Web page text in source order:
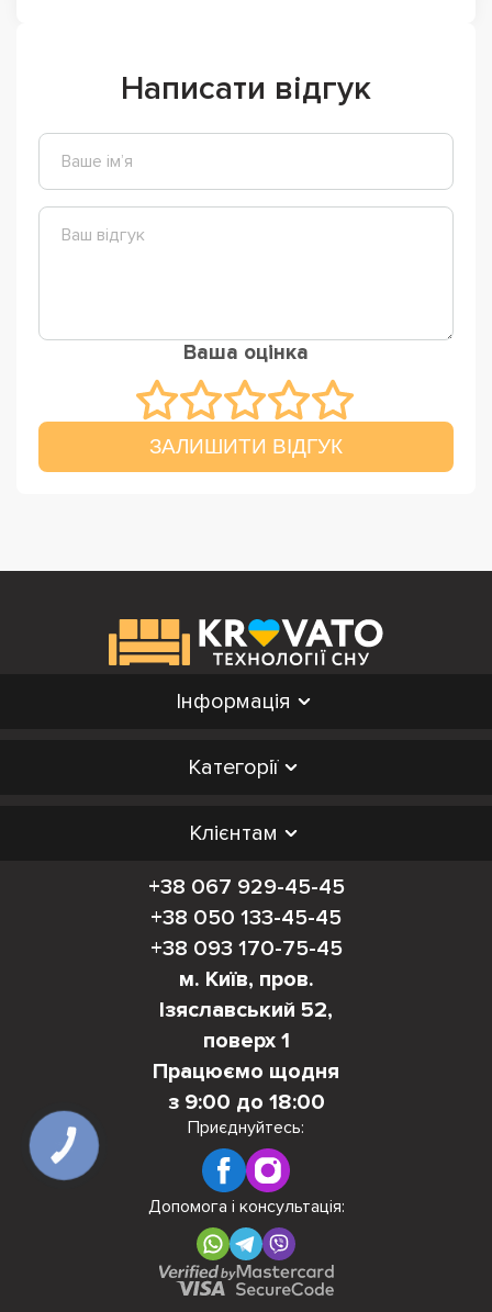
Написати відгук
Ваша оцінка
ЗАЛИШИТИ ВІДГУК
Інформація
Категорії
Клієнтам
+38 067 929-45-45
+38 050 133-45-45
+38 093 170-75-45
м. Київ, пров.
Ізяславський 52,
поверх 1
Працюємо щодня
з 9:00 до 18:00
Приєднуйтесь:
Допомога і консультація:
КНОПКА
ЗВ'ЯЗКУ